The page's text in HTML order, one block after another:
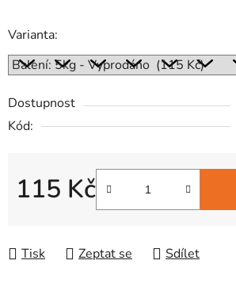
Varianta:
Dostupnost
Kód:
115 Kč
Tisk Zeptat se Sdílet